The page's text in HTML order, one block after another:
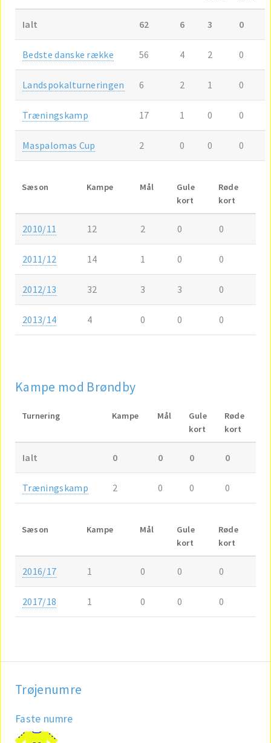
Ialt 62 6 3 0
Bedste danske række 56 4 2 0
Landspokalturneringen 6 2 1 0
Træningskamp 17 1 0 0
Maspalomas Cup 2 0 0 0
Sæson Kampe Mål
Gule
kort
Røde
kort
2010/11 12 2 0 0
2011/12 14 1 0 0
2012/13 32 3 3 0
2013/14 4 0 0 0
Kampe mod Brøndby
Turnering Kampe Mål
Gule
kort
Røde
kort
Ialt 0 0 0 0
Træningskamp 2 0 0 0
Sæson Kampe Mål
Gule
kort
Røde
kort
2016/17 1 0 0 0
2017/18 1 0 0 0
Trøjenumre
Faste numre